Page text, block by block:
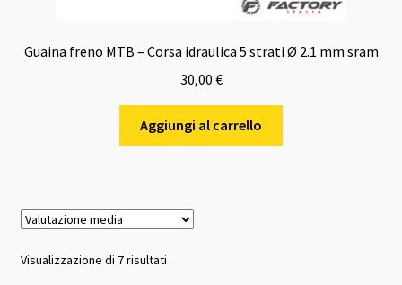
Guaina freno MTB – Corsa idraulica 5 strati Ø 2.1 mm sram
30,00 €
Aggiungi al carrello
Visualizzazione di 7 risultatiValutazione